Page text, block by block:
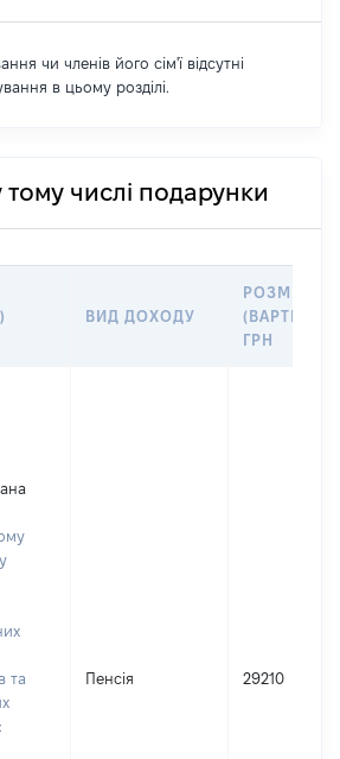
чи членів його сім'ї відсутні
в цьому розділі.
тому числі подарунки
ВИД ДОХОДУ
РОЗМІР
(ВАРТІСТЬ),
ГРН
та
Пенсія 29210